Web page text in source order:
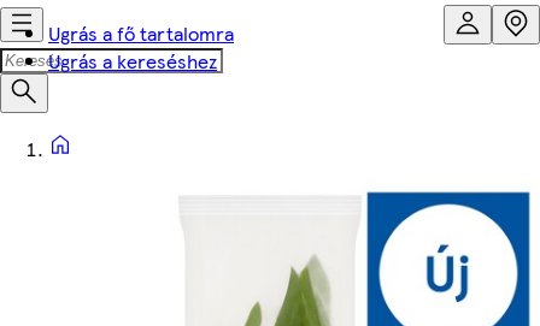
Ugrás a fő tartalomra
Ugrás a kereséshez